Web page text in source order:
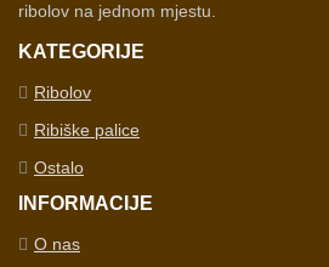
ribolov na jednom mjestu.
KATEGORIJE
Ribolov
Ribiške palice
Ostalo
INFORMACIJE
O nas